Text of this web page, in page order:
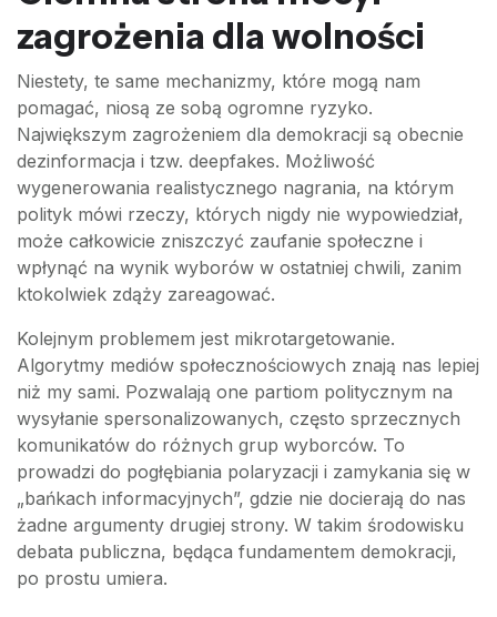
zagrożenia dla wolności
Niestety, te same mechanizmy, które mogą nam
pomagać, niosą ze sobą ogromne ryzyko.
Największym zagrożeniem dla demokracji są obecnie
dezinformacja i tzw. deepfakes. Możliwość
wygenerowania realistycznego nagrania, na którym
polityk mówi rzeczy, których nigdy nie wypowiedział,
może całkowicie zniszczyć zaufanie społeczne i
wpłynąć na wynik wyborów w ostatniej chwili, zanim
ktokolwiek zdąży zareagować.
Kolejnym problemem jest mikrotargetowanie.
Algorytmy mediów społecznościowych znają nas lepiej
niż my sami. Pozwalają one partiom politycznym na
wysyłanie spersonalizowanych, często sprzecznych
komunikatów do różnych grup wyborców. To
prowadzi do pogłębiania polaryzacji i zamykania się w
„bańkach informacyjnych”, gdzie nie docierają do nas
żadne argumenty drugiej strony. W takim środowisku
debata publiczna, będąca fundamentem demokracji,
po prostu umiera.